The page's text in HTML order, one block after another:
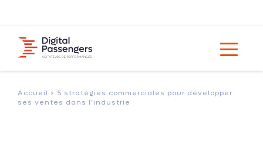
Accueil > 5 stratégies commerciales pour développer
ses ventes dans l’industrie